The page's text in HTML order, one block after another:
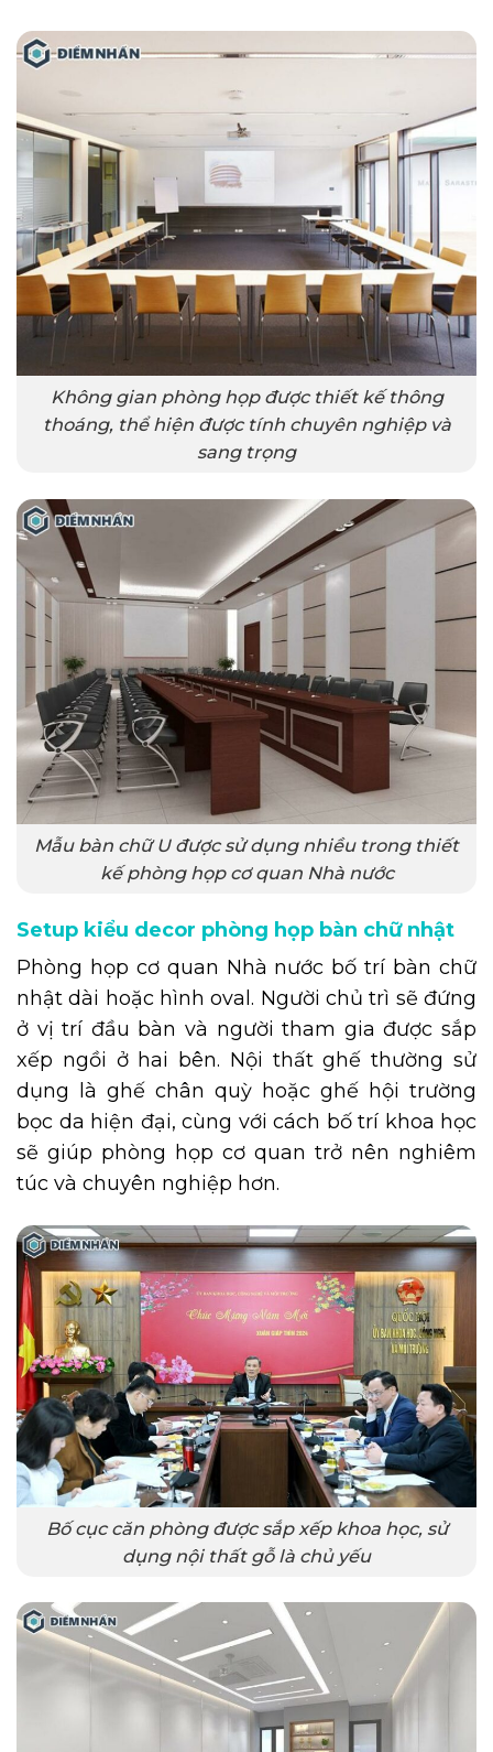
Không gian phòng họp được thiết kế thông
thoáng, thể hiện được tính chuyên nghiệp và
sang trọng
Mẫu bàn chữ U được sử dụng nhiều trong thiết
kế phòng họp cơ quan Nhà nước
Setup kiểu decor phòng họp bàn chữ nhật
Phòng họp cơ quan Nhà nước bố trí bàn chữ
nhật dài hoặc hình oval. Người chủ trì sẽ đứng
ở vị trí đầu bàn và người tham gia được sắp
xếp ngồi ở hai bên. Nội thất ghế thường sử
dụng là ghế chân quỳ hoặc ghế hội trường
bọc da hiện đại, cùng với cách bố trí khoa học
sẽ giúp phòng họp cơ quan trở nên nghiêm
túc và chuyên nghiệp hơn.
Bố cục căn phòng được sắp xếp khoa học, sử
dụng nội thất gỗ là chủ yếu